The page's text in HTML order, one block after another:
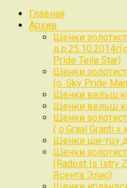
Главная
Архив
Щенки
Pride Teila Star)
Щенки
(о. Sky Pride
Щенки вельш
Щенки вельш
Щенки
( о.Graal Granti
Щенки ши-тцу
Щенки
(Radost Is Istry
Ясента Элис)